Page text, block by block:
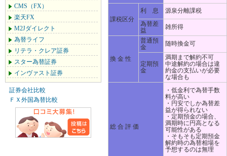
CMS（FX）
楽天FX
M2Jダイレクト
為替ライフ
リテラ・クレア証券
スター為替証券
インヴァスト証券
証券会社比較
ＦＸ外国為替比較
課税区分
利 息
源泉分離課税
為替差
益
雑所得
換 金 性
普通預
金
随時換金可
定期預
金
満期まで解約不可
中途解約の場合は違
約金の支払いが必要
な場合も
総 合 評 価
・低金利で為替手数
料が高い
・円安でしか為替差
益が得られない
・定期預金の場合、
満期時に円高となる
可能性がある
・そもそも定期預金
解約時の為替相場を
予想するのは無理